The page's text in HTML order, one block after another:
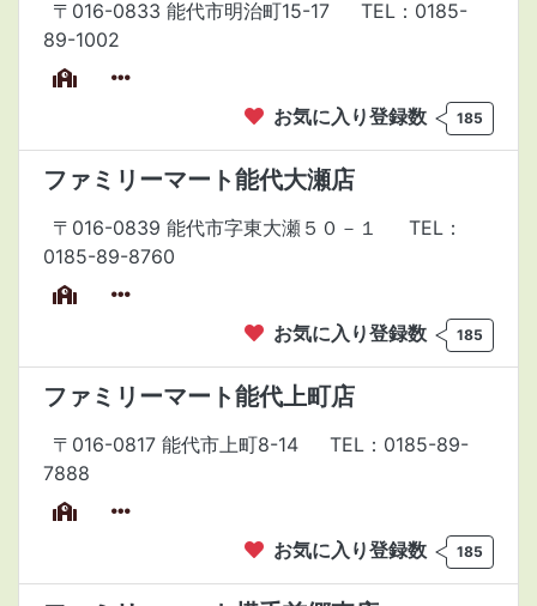
〒016-0833 能代市明治町15-17
TEL：0185-
89-1002
お気に入り登録数 185
ファミリーマート能代大瀬店
〒016-0839 能代市字東大瀬５０－１
TEL：
0185-89-8760
お気に入り登録数 185
ファミリーマート能代上町店
〒016-0817 能代市上町8-14
TEL：0185-89-
7888
お気に入り登録数 185